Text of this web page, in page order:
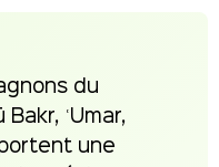
du
portent une